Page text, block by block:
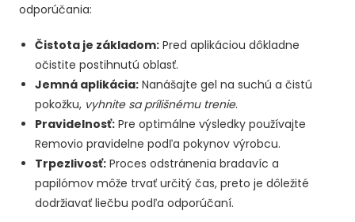
odporúčania:
Čistota je základom: Pred aplikáciou dôkladne
očistite postihnutú oblasť.
Jemná aplikácia: Nanášajte gel na suchú a čistú
pokožku, vyhnite sa prílišnému trenie.
Pravidelnosť: Pre optimálne výsledky používajte
Removio pravidelne podľa pokynov výrobcu.
Trpezlivosť: Proces odstránenia bradavíc a
papilómov môže trvať určitý čas, preto je dôležité
dodržiavať liečbu podľa odporúčaní.